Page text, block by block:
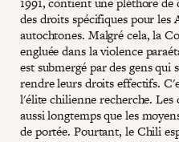
des droits spécifiques pour les
autochtones. Malgré cela, la
engluée dans la violence
est submergé par des gens qui
rendre leurs droits effectifs.
l'élite chilienne recherche. Les
aussi longtemps que les
de portée. Pourtant, le Chili